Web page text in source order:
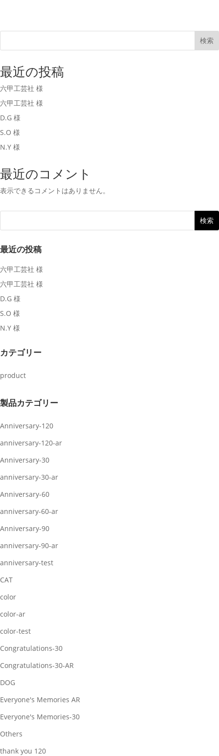
検索
最近の投稿
六甲工芸社 様
六甲工芸社 様
D.G 様
S.O 様
N.Y 様
最近のコメント
表示できるコメントはありません。
最近の投稿
六甲工芸社 様
六甲工芸社 様
D.G 様
S.O 様
N.Y 様
カテゴリー
product
製品カテゴリー
Anniversary-120
anniversary-120-ar
Anniversary-30
anniversary-30-ar
Anniversary-60
anniversary-60-ar
Anniversary-90
anniversary-90-ar
anniversary-test
CAT
color
color-ar
color-test
Congratulations-30
Congratulations-30-AR
DOG
Everyone's Memories AR
Everyone's Memories-30
Others
thank you 120